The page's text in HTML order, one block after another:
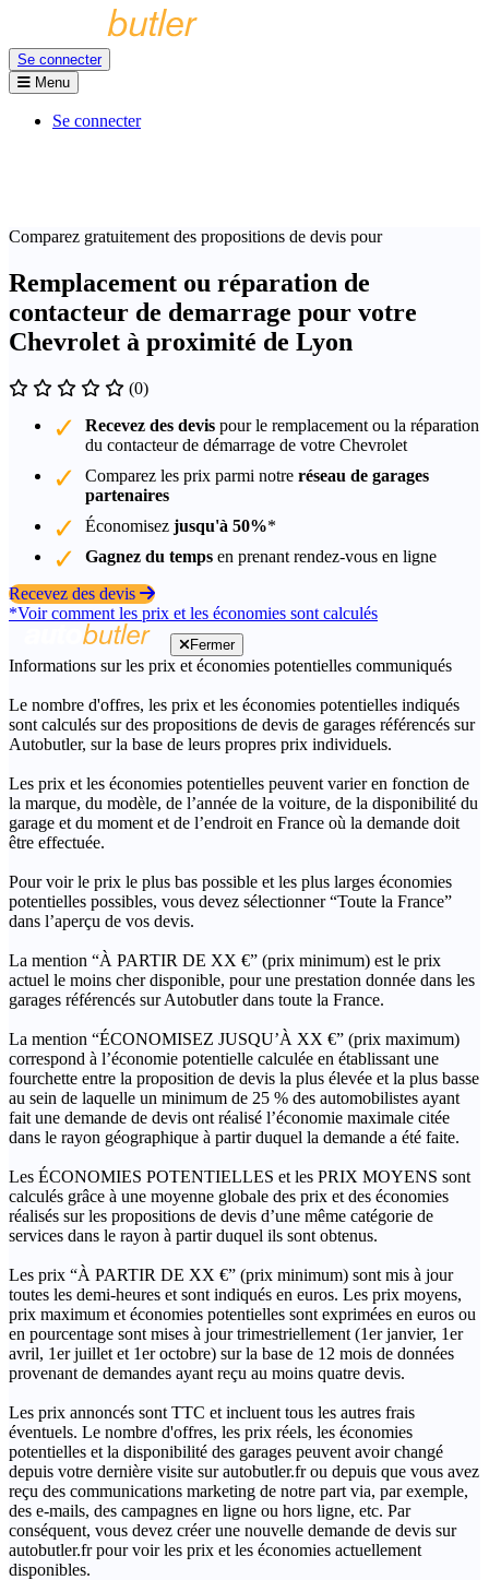
Se connecter
Menu
Se connecter
Comparez gratuitement des propositions de devis pour
Remplacement ou réparation de
contacteur de demarrage pour votre
Chevrolet à proximité de Lyon
(0)
Recevez des devis pour le remplacement ou la réparation
du contacteur de démarrage de votre Chevrolet
Comparez les prix parmi notre réseau de garages
partenaires
Économisez jusqu'à 50%*
Gagnez du temps en prenant rendez-vous en ligne
Recevez des devis
*Voir comment les prix et les économies sont calculés
Fermer
Informations sur les prix et économies potentielles communiqués
Le nombre d'offres, les prix et les économies potentielles indiqués
sont calculés sur des propositions de devis de garages référencés sur
Autobutler, sur la base de leurs propres prix individuels.
Les prix et les économies potentielles peuvent varier en fonction de
la marque, du modèle, de l’année de la voiture, de la disponibilité du
garage et du moment et de l’endroit en France où la demande doit
être effectuée.
Pour voir le prix le plus bas possible et les plus larges économies
potentielles possibles, vous devez sélectionner “Toute la France”
dans l’aperçu de vos devis.
La mention “À PARTIR DE XX €” (prix minimum) est le prix
actuel le moins cher disponible, pour une prestation donnée dans les
garages référencés sur Autobutler dans toute la France.
La mention “ÉCONOMISEZ JUSQU’À XX €” (prix maximum)
correspond à l’économie potentielle calculée en établissant une
fourchette entre la proposition de devis la plus élevée et la plus basse
au sein de laquelle un minimum de 25 % des automobilistes ayant
fait une demande de devis ont réalisé l’économie maximale citée
dans le rayon géographique à partir duquel la demande a été faite.
Les ÉCONOMIES POTENTIELLES et les PRIX MOYENS sont
calculés grâce à une moyenne globale des prix et des économies
réalisés sur les propositions de devis d’une même catégorie de
services dans le rayon à partir duquel ils sont obtenus.
Les prix “À PARTIR DE XX €” (prix minimum) sont mis à jour
toutes les demi-heures et sont indiqués en euros. Les prix moyens,
prix maximum et économies potentielles sont exprimées en euros ou
en pourcentage sont mises à jour trimestriellement (1er janvier, 1er
avril, 1er juillet et 1er octobre) sur la base de 12 mois de données
provenant de demandes ayant reçu au moins quatre devis.
Les prix annoncés sont TTC et incluent tous les autres frais
éventuels. Le nombre d'offres, les prix réels, les économies
potentielles et la disponibilité des garages peuvent avoir changé
depuis votre dernière visite sur autobutler.fr ou depuis que vous avez
reçu des communications marketing de notre part via, par exemple,
des e-mails, des campagnes en ligne ou hors ligne, etc. Par
conséquent, vous devez créer une nouvelle demande de devis sur
autobutler.fr pour voir les prix et les économies actuellement
disponibles.